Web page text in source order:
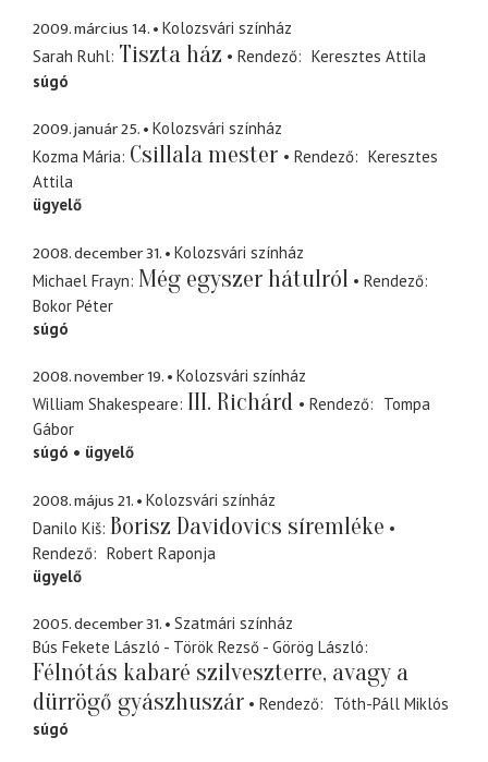
2009. március 14.
Kolozsvári színház
Sarah Ruhl Tiszta ház Rendező
Keresztes Attila
súgó
2009. január 25.
Kolozsvári színház
Kozma Mária Csillala mester Rendező
Keresztes
Attila
ügyelő
2008. december 31.
Kolozsvári színház
Michael Frayn Még egyszer hátulról
Rendező
Bokor Péter
súgó
2008. november 19.
Kolozsvári színház
William Shakespeare III. Richárd Rendező
Tompa
Gábor
súgó
ügyelő
2008. május 21.
Kolozsvári színház
Danilo Kiš Borisz Davidovics síremléke
Rendező
Robert Raponja
ügyelő
2005. december 31.
Szatmári színház
Bús Fekete László - Török Rezső - Görög László
Félnótás kabaré szilveszterre, avagy a
dürrögő gyászhuszár
Rendező
Tóth-Páll Miklós
súgó